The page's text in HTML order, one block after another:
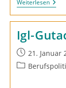
Weiterlesen
APP
Igl-
Beitrag
veröffentlicht:
21. Januar
Beitrags-